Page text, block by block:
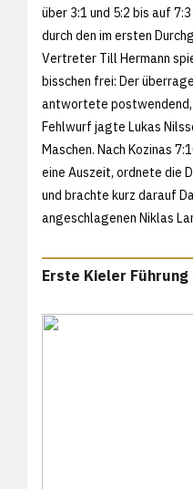
über 3:1 und 5:2 bis auf
durch den im ersten
Vertreter Till Hermann
bisschen frei: Der
antwortete postwendend,
Fehlwurf jagte Lukas
Maschen. Nach Kozinas
eine Auszeit, ordnete die
und brachte kurz darauf
angeschlagenen Niklas
Erste Kieler Führung